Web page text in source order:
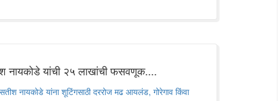
नायकोडे यांची २५ लाखांची फसवणूक....
नायकोडे यांना शूटिंगसाठी दररोज मढ आयलंड, गोरेगाव किंवा